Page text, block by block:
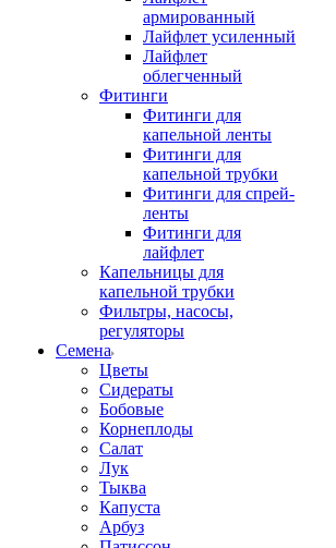
армированный
Лайфлет усиленный
Лайфлет
облегченный
Фитинги
Фитинги для
капельной ленты
Фитинги для
капельной трубки
Фитинги для спрей-
ленты
Фитинги для
лайфлет
Капельницы для
капельной трубки
Фильтры, насосы,
регуляторы
Семена
Цветы
Сидераты
Бобовые
Корнеплоды
Салат
Лук
Тыква
Капуста
Арбуз